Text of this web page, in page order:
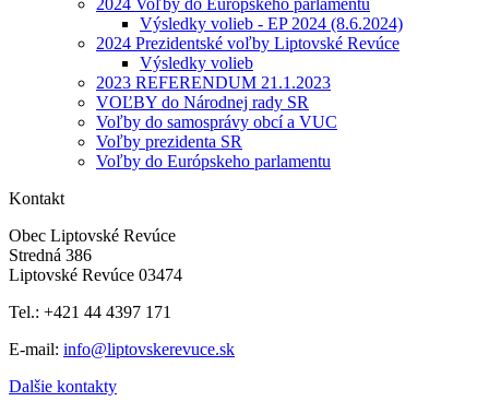
2024 Voľby do Európskeho parlamentu
Výsledky volieb - EP 2024 (8.6.2024)
2024 Prezidentské voľby Liptovské Revúce
Výsledky volieb
2023 REFERENDUM 21.1.2023
VOĽBY do Národnej rady SR
Voľby do samosprávy obcí a VUC
Voľby prezidenta SR
Voľby do Európskeho parlamentu
Kontakt
Obec Liptovské Revúce
Stredná 386
Liptovské Revúce 03474
Tel.: +421 44 4397 171
E-mail: info@liptovskerevuce.sk
Dalšie kontakty